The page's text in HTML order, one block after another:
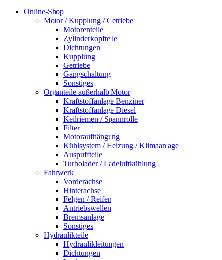
Online-Shop
Motor / Kupplung / Getriebe
Motorenteile
Zylinderkopfteile
Dichtungen
Kupplung
Getriebe
Gangschaltung
Sonstiges
Organteile außerhalb Motor
Kraftstoffanlage Benziner
Kraftstoffanlage Diesel
Keilriemen / Spannrolle
Filter
Motoraufhängung
Kühlsystem / Heizung / Klimaanlage
Auspuffteile
Turbolader / Ladeluftkühlung
Fahrwerk
Vorderachse
Hinterachse
Felgen / Reifen
Antriebswellen
Bremsanlage
Sonstiges
Hydraulikteile
Hydraulikleitungen
Dichtungen